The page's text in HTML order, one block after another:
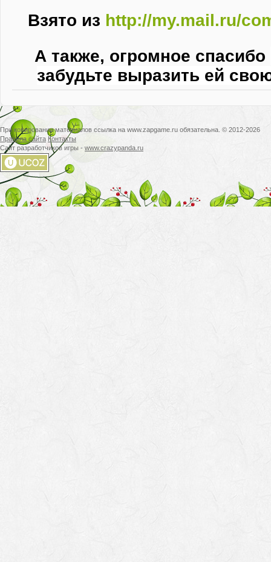
Взято из http://my.mail.ru/
А также, огромное спасибо
забудьте выразить ей
При копировании материалов ссылка на www.zapgame.ru обязательна. © 2012-2026
Правила сайта Контакты
Сайт разработчиков игры - www.crazypanda.ru